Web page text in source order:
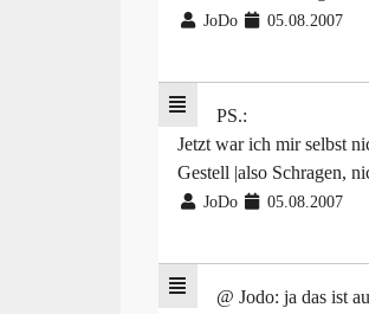
JoDo 05.08.2007
PS.:
Jetzt war ich mir selbst
Gestell |also Schragen,
JoDo 05.08.2007
@ Jodo: ja das ist